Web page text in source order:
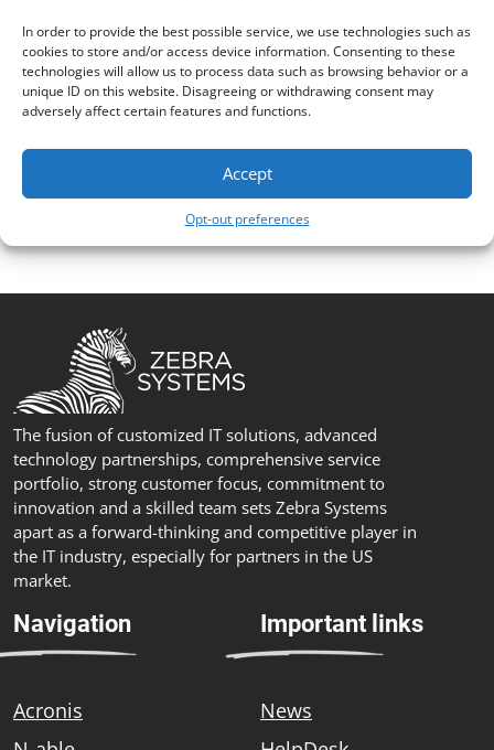
In order to provide the best possible service, we use technologies such as
cookies to store and/or access device information. Consenting to these
technologies will allow us to process data such as browsing behavior or a
unique ID on this website. Disagreeing or withdrawing consent may
adversely affect certain features and functions.
Accept
Opt-out preferences
Pokud je váš počítač v okamžiku použití modulu Antivirová
ochrana a ochrana proti malwaru již chráněn antivirovým
řešením jiného výrobce, systém vygeneruje výstrahu a
zastaví ochranu při přístupu, aby nedošlo k potenciálním
problémům s kompatibilitou a výkonem. Pokud budete chtít
povolit všechny funkce antivirové ochrany a ochrany proti
malwaru Acronis Cyber Protect, bude nutné antivirový
program třetí strany buď zakázat, nebo odinstalovat.
The fusion of customized IT solutions, advanced
technology partnerships, comprehensive service
portfolio, strong customer focus, commitment to
innovation and a skilled team sets Zebra Systems
apart as a forward-thinking and competitive player in
the IT industry, especially for partners in the US
market.
Navigation
Acronis
Important links
News